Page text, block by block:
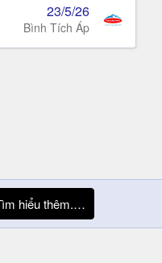
23/5/26
Bình Tích Áp
Policy Trợ giúp
S
hiểu thêm.…